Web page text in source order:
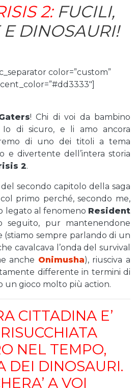
2:FUCILI,
E DINOSAURI!
color=”custom”
! Chi di voi da bambino
Io di sicuro, e li amo ancora
di uno dei titoli a tema
e divertente dell’intera storia
2.
secondo capitolo della saga
primo perché, secondo me,
legato al fenomeno Resident
seguito, pur mantenendone
(stiamo sempre parlando di un
cavalcava l’onda del survival
anche Onimusha), riusciva a
differente in termini di
un gioco molto più action.
CITTADINA E’
NEL TEMPO,
DEI DINOSAURI.
A VOI